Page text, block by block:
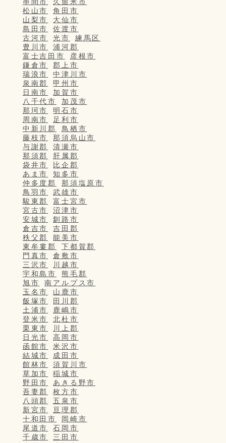
串間市
久留米市
松山市
角田市
山梨市
大仙市
島田市
佐渡市
古河市
光市
練馬区
豊川市
浦河郡
富士吉田市
彦根市
鎌倉市
郡上市
瑞浪市
中津川市
泉南郡
甲州市
日南市
加賀市
八千代市
加茂市
那珂市
明石市
周南市
足利市
中新川郡
鳥栖市
藤枝市
那須烏山市
与謝郡
清瀬市
那須郡
肝属郡
袋井市
比企郡
あま市
知多市
仲多度郡
那須塩原市
鳥羽市
武雄市
駿東郡
富士宮市
宮古市
沼津市
安城市
釧路市
倉吉市
吉田郡
秩父郡
能美市
東牟婁郡
下都賀郡
門真市
倉敷市
三沢市
川越市
宇和島市
熊毛郡
旭市
南アルプス市
玉名市
山鹿市
飯塚市
田川郡
土浦市
鹿嶋市
登米市
北杜市
栗東市
川上郡
日光市
高岡市
函館市
米沢市
結城市
成田市
館林市
須賀川市
草加市
稲城市
野田市
あきる野市
吾妻郡
枚方市
八頭郡
五泉市
新宮市
亘理郡
十和田市
岡崎市
尾道市
石岡市
千歳市
三田市